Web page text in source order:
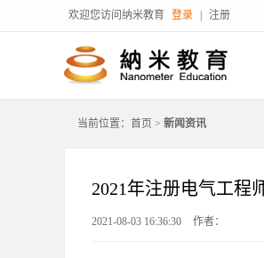
欢迎您访问纳米教育 登录 注册
当前位置： 首页 > 新闻资讯
2021年注册电气工程
2021-08-03 16:36:30 作者：